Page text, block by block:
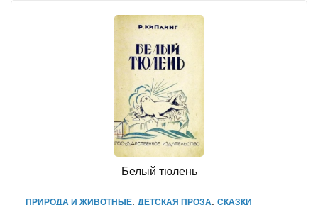
Белый тюлень
ПРИРОДА И ЖИВОТНЫЕ ДЕТСКАЯ ПРОЗА СКАЗКИ